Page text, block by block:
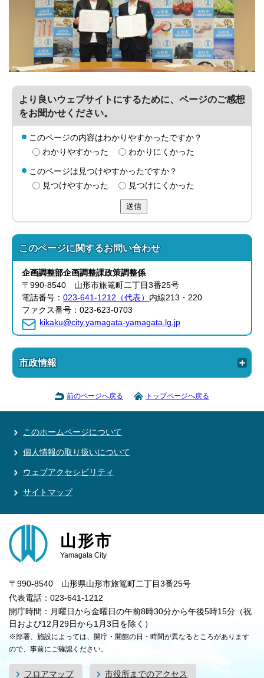
より良いウェブサイトにするために、ページのご感想
をお聞かせください。
このページの内容はわかりやすかったですか？
わかりやすかった
わかりにくかった
このページは見つけやすかったですか？
見つけやすかった
見つけにくかった
送信
このページに関するお問い合わせ
企画調整部企画調整課政策調整係
〒990-8540 山形市旅篭町二丁目3番25号
電話番号：023-641-1212（代表） 内線213・220
ファクス番号：023-623-0703
kikaku@city.yamagata-yamagata.lg.jp
市政情報
前のページへ戻る トップページへ戻る
このホームページについて
個人情報の取り扱いについて
ウェブアクセシビリティ
サイトマップ
山形市
Yamagata City
〒990-8540 山形県山形市旅篭町二丁目3番25号
代表電話：023-641-1212
開庁時間：月曜日から金曜日の午前8時30分から午後5時15分（祝
日および12月29日から1月3日を除く）
※部署、施設によっては、開庁・開館の日・時間が異なるところがあります
ので、事前にご確認ください。
フロアマップ 市役所までのアクセス